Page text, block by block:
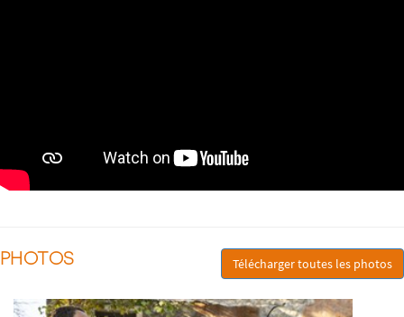
PHOTOS Télécharger toutes les photos